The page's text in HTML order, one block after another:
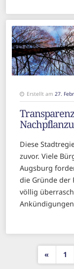
Erstellt am 27.
Diese
zuvor. Viele
Augsburg
die Gründe der
völlig
« 1